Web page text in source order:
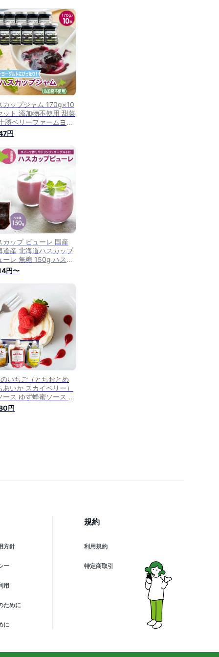
カップジャム 170g×10
ット 添加物不使用 甜菜
勝ベリーファームヨー
トソース フルーツソー
ザートソース ベリーソ
パンケーキ グラノーラ
ス チーズ トッピング
円
カップ ピューレ 国産
道産 北海道ハスカップ
ーレ 無糖 150g ハスカ
果汁 ハスカップペース
加物不使用 ヨーグルト
ス デザートソース ドレ
ング ステーキソース 等
円〜
いちご（とちおとめ
あいか スカイベリー）
ース ゆず蜂蜜ソース マ
ーソース ポスト投函3
ット 【 フルーツソース
円
方針
ー
用
ために
に
規約
利用規約
特定商取引